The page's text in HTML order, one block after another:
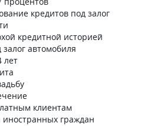
кредитов под залог
кредитной историей
автомобиля
лет
клиентам
граждан